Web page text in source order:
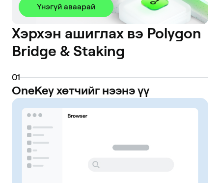
Үнэгүй аваарай
Хэрхэн ашиглах вэ Polygon
Bridge & Staking
01
OneKey хөтчийг нээнэ үү